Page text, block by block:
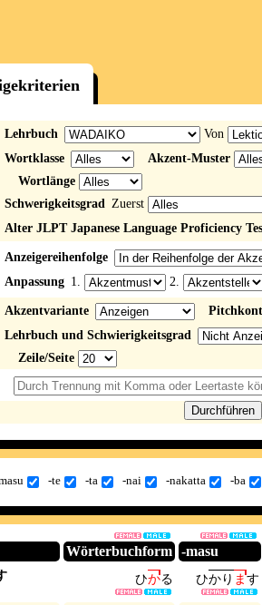
Lehrbuch
Von
Wortklasse
Akzent-Muster
Wortlänge
Schwerigkeitsgrad Zuerst
Alter JLPT Japanese Language Proficiency
Anzeigereihenfolge
Anpassung 1. 2.
Akzentvariante
Lehrbuch und Schwierigkeitsgrad
Zeile/Seite
-te -ta -nai -nakatta -ba
Wörterbuchform -masu
ひかる ひかり ます